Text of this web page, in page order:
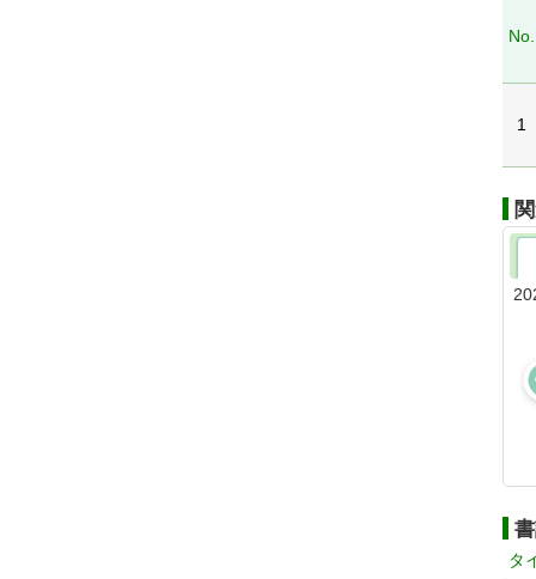
No.
1
タ